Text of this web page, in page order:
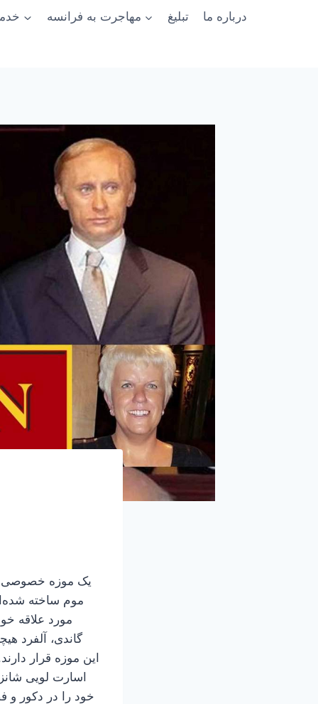
مهاجرت به فرانسه تبلیغ درباره ما
موم ساخته
گاندی، آلفرد
این موزه قرار
اسارت لویی
خود را در دکور و